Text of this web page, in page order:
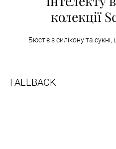
колекції
Бюст’є з силікону та
FALLBACK